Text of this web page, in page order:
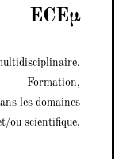
ECEµ
Formation,
les domaines
ou scientifique.